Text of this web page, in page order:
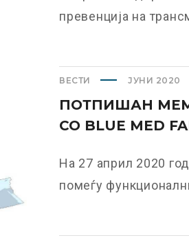
превенција на
ВЕСТИ ЈУНИ 2020
ПОТПИШАН
СО BLUE MED
На 27 април 2020
помеѓу